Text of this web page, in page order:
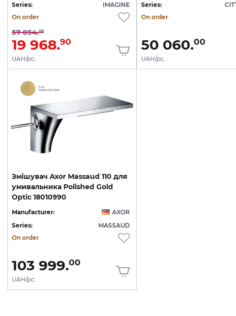
Series:
IMAGINE
On order
57 054.00
19 968.90
UAH/pc.
Series:
On order
50 060.00
UAH/pc.
Змішувач Axor Massaud 110 для
умивальника Polished Gold
Optic 18010990
Manufacturer:
AXOR
Series:
MASSAUD
On order
103 999.00
UAH/pc.